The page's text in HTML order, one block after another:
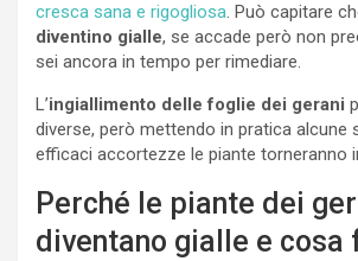
cresca sana e rigogliosa. Può capitare
diventino gialle, se accade però non
sei ancora in tempo per rimediare.
L’ingiallimento delle foglie dei gerani
diverse, però mettendo in pratica alcune
efficaci accortezze le piante torneranno
Perché le piante dei
diventano gialle e cosa